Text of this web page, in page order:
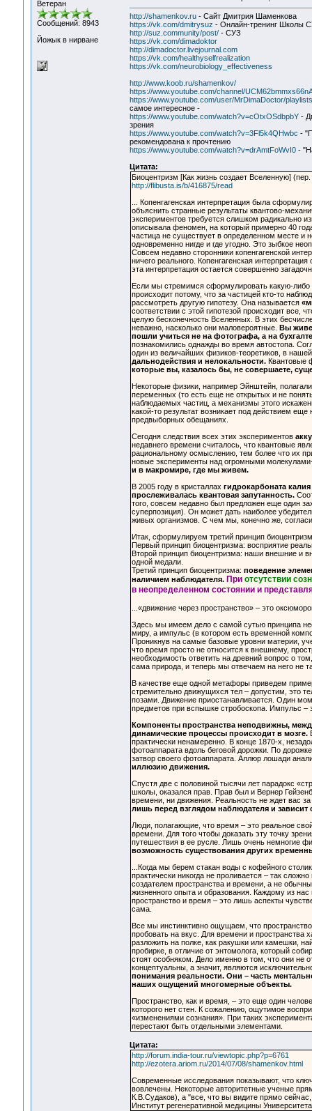
Ветеран
Сообщений: 8943
Йожык в нирване
http://shamenkov.ru- Сайт Дмитрия Шаменкова
https://vk.com/dmitrysuz - Онлайн-тренинг Школы
http://suz.community/post/- СУЗ
https://vk.com/dimadoktor
http://dimadoctor.livejournal.com
https://vk.com/healthyselfrealization
https://vk.com/neurobiology_effectiveness
http://www.koob.ru/shamenkov/
https://www.youtube.com/channel/
https://www.youtube.com/user/MrDimaDoctor/playlists
самое интересное -
https://www.youtube.com/watch?v=cOtxOSdbpbY-
зрения
https://www.youtube.com/watch?v=3Fl5k4QHwbc -
рекомендована к прочтению
https://www.youtube.com/watch?v=drAmtFoWvI0-
Цитата:
Биоцентризм [Как жизнь создает Вселенную]
http://flibusta.is/b/416875/read
... Копенгагенская интерпретация была
объяснить странные результаты квантово-
экспериментов требуется слишком радикально
описывала феномен, на который примерно 40
частица не существует в определенном месте и
одновременно нигде и где угодно. Это зыбкое
Совсем недавно сторонники копенгагенской
ничего реального. Копенгагенская
эта интерпретация остается совершенно
Если мы стремимся сформулировать какую-либо
происходит потому, что за частицей кто-то
рассмотреть другую гипотезу. Она называется
соответствии с этой гипотезой происходит все,
целую бесконечность Вселенных. В этих
неважно, насколько они маловероятные.
Вы
пошли учиться не на фотографа, а на
познакомились однажды во время автостопа.
один из величайших физиков-теоретиков, в
дальнодействия и нелокальности.Квантовые
которые вы, казалось бы, не совершаете,
Некоторые физики, например Эйнштейн,
переменных (то есть еще не открытых и не
наблюдаемых частиц, а механизмы этого
какой-то результат возникает под действием
предвыборных обещаниях.
Сегодня следствия всех этих экспериментов
недавнего времени считалось, что квантовые
рациональному осмыслению, тем более что их
новые эксперименты над огромными
и в макромире, где мы живем.
В 2005 году в кристаллах гидрокарбоната
прослеживалась квантовая запутанность.
того, совсем недавно был предложен еще один
суперпозиция). Он может дать наиболее
живых организмов. С чем мы, конечно же,
Итак, сформулируем третий принцип
Первый принцип биоцентризма: восприятие
Второй принцип биоцентризма: наши внешние и
одной медали.
Третий принцип биоцентризма: поведение
наличием наблюдателя. При отсутствии
в неопределенном состоянии и
...«движение через пространство» – это
Здесь мы имеем дело с самой сутью принципа
миру, а импульс (в котором есть временной
Проникнув на самые базовые уровни материи,
что время просто не относится к внешнему,
необходимость ответить на древний вопрос о
сама природа, и теперь мы отвечаем на него не
В качестве еще одной метафоры приведем
стремительно движущихся тел – допустим, это
позами. Движение приостанавливается. Один
предметов при вспышке стробоскопа. Импульс –
Компоненты пространства неподвижны,
динамические процессы происходит в мозге.
практически ненамеренно. В конце 1870-х,
фотоаппарата вдоль беговой дорожки. По
затвор своего фотоаппарата. Аллюр лошади
иллюзию движения.
Спустя две с половиной тысячи лет парадокс
школы, оказался прав. Прав был и Вернер
времени, ни движения. Реальность не ждет вас
лишь перед взглядом наблюдателя и зависит
Люди, полагающие, что время – это реальное
времени. Для того чтобы доказать эту точку
путешествия в ее русле. Лишь очень немногие
возможность существования других
...Когда мы берем стакан воды с кофейного
практически никогда не проливается – так
создателем пространства и времени, а не
жизненного опыта и образования. Каждому из
пространство и время – это лишь аспекты
сама.
Все мы инстинктивно ощущаем, что
пробовать на вкус. Для времени и пространства
разложить на полке, как ракушки или камешки,
пробирке, в отличие от энтомолога, который
стоят особняком. Дело именно в том, что они не
концептуальны, а значит, являются
понимания реальности. Они – часть
наших ощущений многомерные объекты.
Пространство, как и время, – это еще один
которого нет стен. К сожалению, ощутимое
«изменениями сознания». При таких
перестают быть отдельными элементами.
Цитата:
http://forum.india-tour.ru/viewtopic.php?p=6761
http://ezotera.ariom.ru/2014/07/08/shamenkov.html
Современные исследования показывают, что
вовлечены. Некоторые авторитетные ученые
К.В.Судаков), а "все, что вы видите прямо
Институт регенеративной медицины